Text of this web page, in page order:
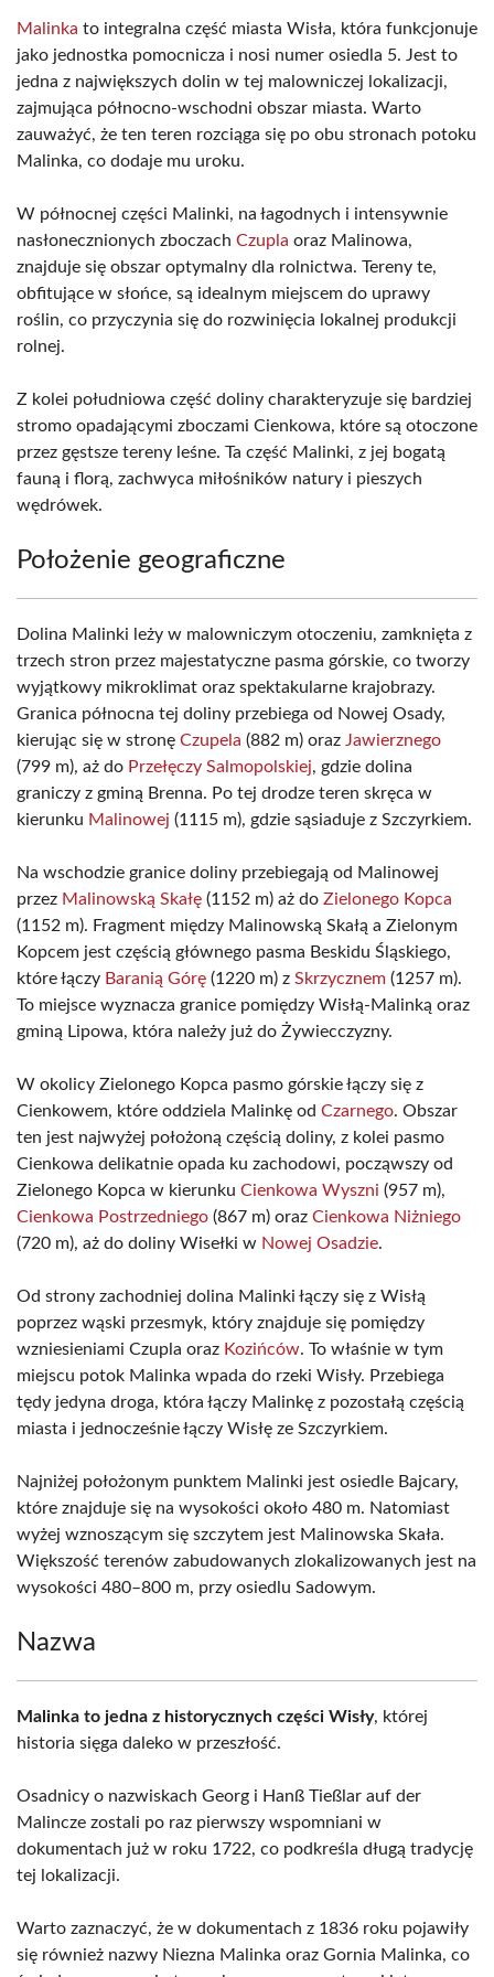
Malinka to integralna część miasta Wisła, która funkcjonuje
jako jednostka pomocnicza i nosi numer osiedla 5. Jest to
jedna z największych dolin w tej malowniczej lokalizacji,
zajmująca północno-wschodni obszar miasta. Warto
zauważyć, że ten teren rozciąga się po obu stronach potoku
Malinka, co dodaje mu uroku.
W północnej części Malinki, na łagodnych i intensywnie
nasłonecznionych zboczach Czupla oraz Malinowa,
znajduje się obszar optymalny dla rolnictwa. Tereny te,
obfitujące w słońce, są idealnym miejscem do uprawy
roślin, co przyczynia się do rozwinięcia lokalnej produkcji
rolnej.
Z kolei południowa część doliny charakteryzuje się bardziej
stromo opadającymi zboczami Cienkowa, które są otoczone
przez gęstsze tereny leśne. Ta część Malinki, z jej bogatą
fauną i florą, zachwyca miłośników natury i pieszych
wędrówek.
Położenie geograficzne
Dolina Malinki leży w malowniczym otoczeniu, zamknięta z
trzech stron przez majestatyczne pasma górskie, co tworzy
wyjątkowy mikroklimat oraz spektakularne krajobrazy.
Granica północna tej doliny przebiega od Nowej Osady,
kierując się w stronę Czupela (882 m) oraz Jawierznego
(799 m), aż do Przełęczy Salmopolskiej, gdzie dolina
graniczy z gminą Brenna. Po tej drodze teren skręca w
kierunku Malinowej (1115 m), gdzie sąsiaduje z Szczyrkiem.
Na wschodzie granice doliny przebiegają od Malinowej
przez Malinowską Skałę (1152 m) aż do Zielonego Kopca
(1152 m). Fragment między Malinowską Skałą a Zielonym
Kopcem jest częścią głównego pasma Beskidu Śląskiego,
które łączy Baranią Górę (1220 m) z Skrzycznem (1257 m).
To miejsce wyznacza granice pomiędzy Wisłą-Malinką oraz
gminą Lipowa, która należy już do Żywiecczyzny.
W okolicy Zielonego Kopca pasmo górskie łączy się z
Cienkowem, które oddziela Malinkę od Czarnego. Obszar
ten jest najwyżej położoną częścią doliny, z kolei pasmo
Cienkowa delikatnie opada ku zachodowi, począwszy od
Zielonego Kopca w kierunku Cienkowa Wyszni (957 m),
Cienkowa Postrzedniego (867 m) oraz Cienkowa Niżniego
(720 m), aż do doliny Wisełki w Nowej Osadzie.
Od strony zachodniej dolina Malinki łączy się z Wisłą
poprzez wąski przesmyk, który znajduje się pomiędzy
wzniesieniami Czupla oraz Kozińców. To właśnie w tym
miejscu potok Malinka wpada do rzeki Wisły. Przebiega
tędy jedyna droga, która łączy Malinkę z pozostałą częścią
miasta i jednocześnie łączy Wisłę ze Szczyrkiem.
Najniżej położonym punktem Malinki jest osiedle Bajcary,
które znajduje się na wysokości około 480 m. Natomiast
wyżej wznoszącym się szczytem jest Malinowska Skała.
Większość terenów zabudowanych zlokalizowanych jest na
wysokości 480–800 m, przy osiedlu Sadowym.
Nazwa
Malinka to jedna z historycznych części Wisły, której
historia sięga daleko w przeszłość.
Osadnicy o nazwiskach Georg i Hanß Tießlar auf der
Malincze zostali po raz pierwszy wspomniani w
dokumentach już w roku 1722, co podkreśla długą tradycję
tej lokalizacji.
Warto zaznaczyć, że w dokumentach z 1836 roku pojawiły
się również nazwy Niezna Malinka oraz Gornia Malinka, co